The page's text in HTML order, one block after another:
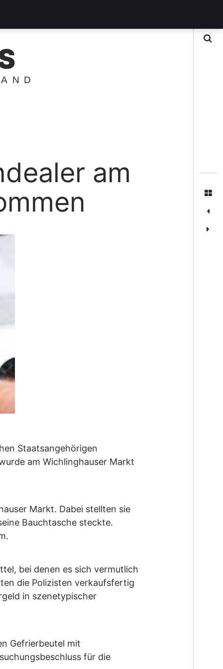
am
Staatsangehörigen
am Wichlinghauser Markt
Markt. Dabei stellten sie
Bauchtasche steckte.
bei denen es sich vermutlich
die Polizisten verkaufsfertig
in szenetypischer
Gefrierbeutel mit
für die